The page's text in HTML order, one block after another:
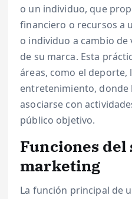
o un individuo, que
financiero o recursos a
o individuo a cambio
de su marca. Esta
áreas, como el deporte,
entretenimiento, donde
asociarse con
público objetivo.
Funciones del
marketing
La función principal de